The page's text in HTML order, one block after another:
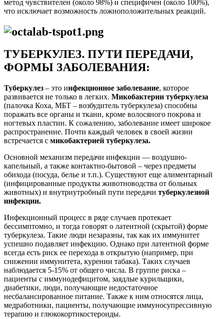
метод чувствителен (около 98%) и специфичен (около 100%),
что исключает возможность ложноположительных реакций.
ТУБЕРКУЛЕЗ. ПУТИ ПЕРЕДАЧИ,
ФОРМЫ ЗАБОЛЕВАНИЯ:
Туберкулез – это инфекционное заболевание, которое
развивается не только в легких. Микобактерии туберкулеза
(палочка Коха, МБТ – возбудитель туберкулеза) способны
поражать все органы и ткани, кроме волосяного покрова и
ногтевых пластин. К сожалению, заболевание имеет широкое
распространение. Почти каждый человек в своей жизни
встречается с микобактерией туберкулеза.
Основной механизм передачи инфекции — воздушно-
капельный, а также контактно-бытовой – через предметы
обихода (посуда, белье и т.п.). Существуют еще алиментарный
(инфицированные продукты животноводства от больных
животных) и внутриутробный пути передачи туберкулезной
инфекции.
Инфекционный процесс в ряде случаев протекает
бессимптомно, и тогда говорят о латентной (скрытой) форме
туберкулеза. Такие люди незаразны, так как их иммунитет
успешно подавляет инфекцию. Однако при латентной форме
всегда есть риск ее перехода в открытую (например, при
снижении иммунитета, курении табака). Таких случаев
наблюдается 5-15% от общего числа. В группе риска –
пациенты с иммунодефицитом, заядлые курильщики,
диабетики, люди, получающие недостаточное
несбалансированное питание. Также к ним относятся лица,
медработники, пациенты, получающие иммуносупрессивную
терапию и глюкокортикостероиды.